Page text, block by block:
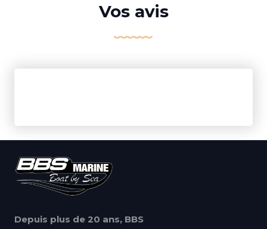
Vos avis
Depuis plus de 20 ans, BBS